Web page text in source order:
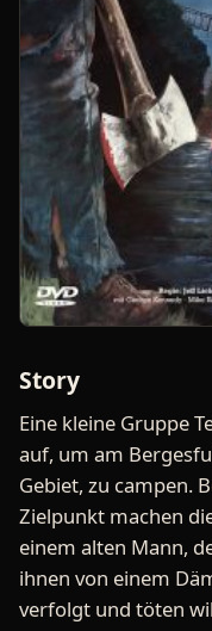
Story
Eine kleine Gruppe
auf, um am
Gebiet, zu campen.
Zielpunkt machen
einem alten Mann,
ihnen von einem
verfolgt und töten